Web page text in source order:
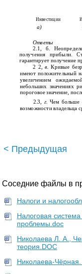
Инвестиции
а)
Ответы
2.1, б.
получения прибыли.
гарантирует получение
2 2, в.Кривые
имеют положительный
увеличением
небольших значениях
пороговое значение,
2.3, г.Чем больше
возможности владельца
< Предыдущая
Соседние файлы в
Налоги и
Налоговая
проблемы.doc
Николаева Л. А.,
теория.DOC
Николаева-